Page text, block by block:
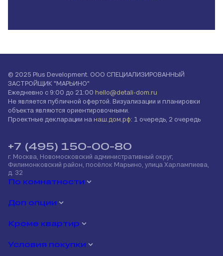
© 2025 Plus Development. ООО СПЕЦИАЛИЗИРОВАННЫЙ
ЗАСТРОЙЩИК "МАРЬИНО"
Ежедневно с 9:00 до 21:00 hello@detali-dom.ru
Не является публичной офертой. Визуализации и планировки
объекта являются ориентировочными.
Проектные декларации на наш.дом.рф: 1 очередь, 2 очередь
По комнатности
Доп опции
Кроме квартир
Условия покупки
+7 (495) 150-00-80
г. Москва, Новомосковский административный округ,
Филимонковский район, посёлок Марьино, улица Харлампиева,
д. 32